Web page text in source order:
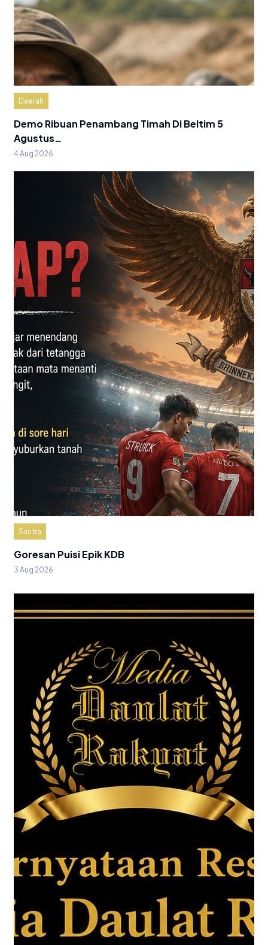
Daerah
Demo Ribuan Penambang Timah Di Beltim 5
Agustus…
4 Aug 2026
Sastra
Goresan Puisi Epik KDB
3 Aug 2026